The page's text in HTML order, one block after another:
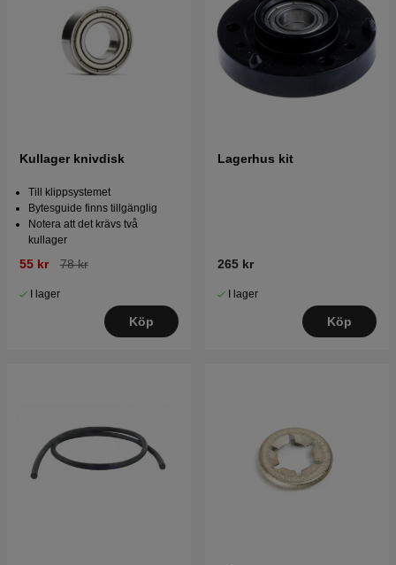
Kullager knivdisk
Till klippsystemet
Bytesguide finns tillgänglig
Notera att det krävs två
kullager
55 kr 78 kr
I lager
Köp
Lagerhus kit
265 kr
I lager
Köp